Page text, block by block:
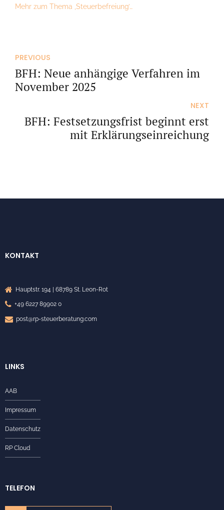
Mehr zum Thema ‚Steuerbefreiung’…
PREVIOUS
BFH: Neue anhängige Verfahren im
November 2025
NEXT
BFH: Festsetzungsfrist beginnt erst
mit Erklärungseinreichung
KONTAKT
Hauptstr. 194 | 68789 St. Leon-Rot
+49 6227 89902 0
post@rp-steuerberatung.com
LINKS
AAB
Impressum
Datenschutz
RP Cloud
TELEFON